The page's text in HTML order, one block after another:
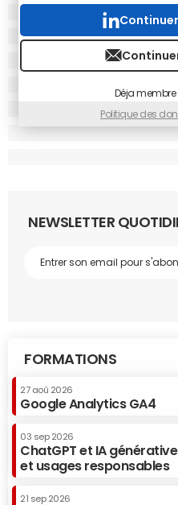
Déja
Politique des
NEWSLETTER
FORMATIONS
27 aoû 2026
Google Analytics GA4
03 sep 2026
ChatGPT et IA
et usages responsables
21 sep 2026